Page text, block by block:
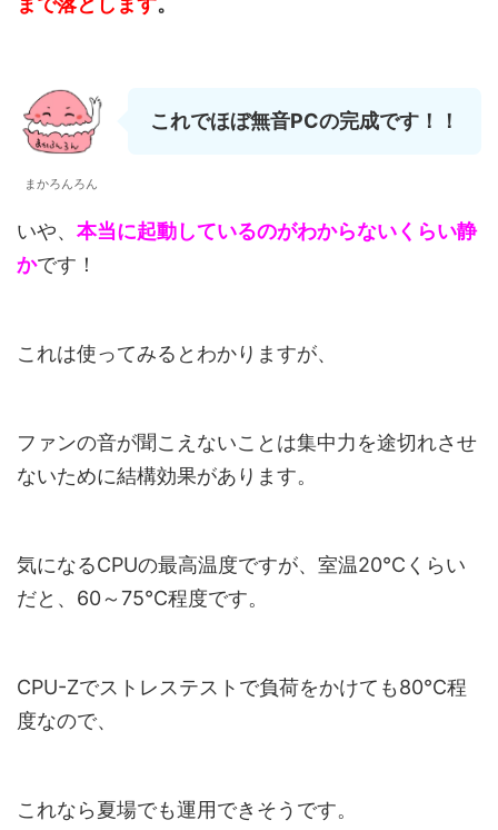
まかろんろん
これでほぼ無音PCの完成です！！
いや、 本当に起動しているのがわからないくらい静
かです！
これは使ってみるとわかりますが、
ファンの音が聞こえないことは集中力を途切れさせ
ないために結構効果があります。
気になるCPUの最高温度ですが、室温20℃くらい
だと、60～75℃程度です。
CPU-Zでストレステストで負荷をかけても80℃程
度なので、
これなら夏場でも運用できそうです。